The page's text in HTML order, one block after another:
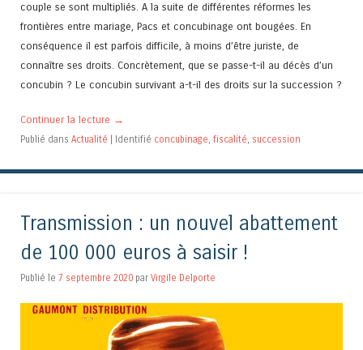
couple se sont multipliés. A la suite de différentes réformes les
frontières entre mariage, Pacs et concubinage ont bougées. En
conséquence il est parfois difficile, à moins d’être juriste, de
connaître ses droits. Concrètement, que se passe-t-il au décès d’un
concubin ? Le concubin survivant a-t-il des droits sur la succession ?
Continuer la lecture →
Publié dans Actualité Identifié concubinage, fiscalité, succession
Transmission : un nouvel abattement
de 100 000 euros à saisir !
Publié le 7 septembre 2020 par Virgile Delporte